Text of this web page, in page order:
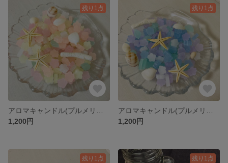
残り1点
1,200円
残り1点
1,200円
残り1点 残り1点